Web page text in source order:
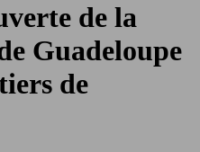
de la
Guadeloupe
de